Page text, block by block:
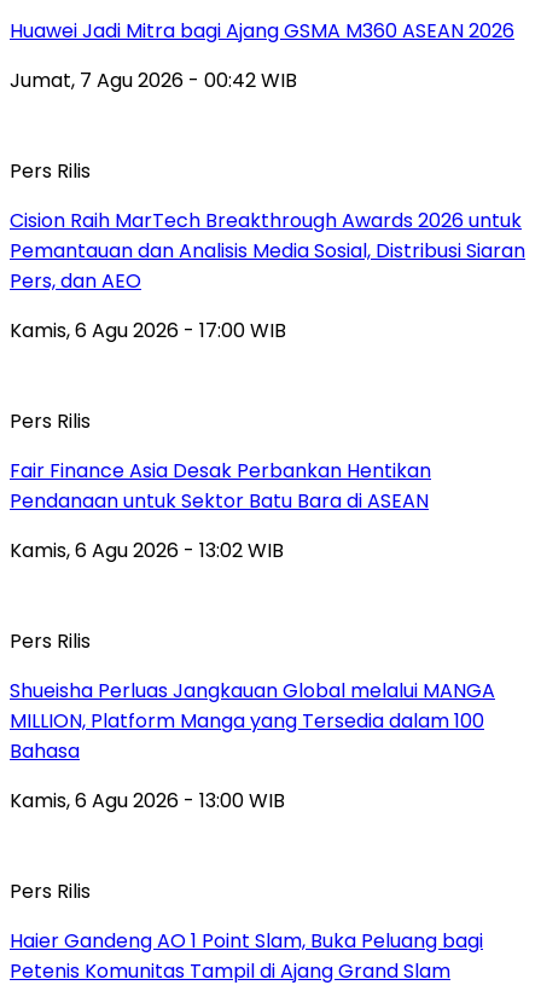
Huawei Jadi Mitra bagi Ajang GSMA M360 ASEAN 2026
Jumat, 7 Agu 2026 - 00:42 WIB
Pers Rilis
Cision Raih MarTech Breakthrough Awards 2026 untuk
Pemantauan dan Analisis Media Sosial, Distribusi Siaran
Pers, dan AEO
Kamis, 6 Agu 2026 - 17:00 WIB
Pers Rilis
Fair Finance Asia Desak Perbankan Hentikan
Pendanaan untuk Sektor Batu Bara di ASEAN
Kamis, 6 Agu 2026 - 13:02 WIB
Pers Rilis
Shueisha Perluas Jangkauan Global melalui MANGA
MILLION, Platform Manga yang Tersedia dalam 100
Bahasa
Kamis, 6 Agu 2026 - 13:00 WIB
Pers Rilis
Haier Gandeng AO 1 Point Slam, Buka Peluang bagi
Petenis Komunitas Tampil di Ajang Grand Slam